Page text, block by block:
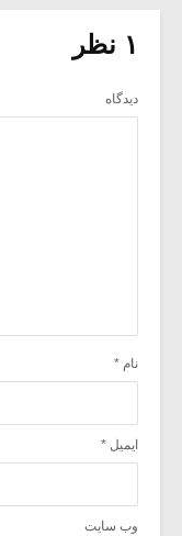
۱ نظر
دیدگاه
نام *
ایمیل *
وب‌ سایت